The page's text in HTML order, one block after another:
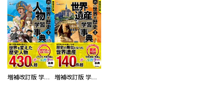
増補改訂版 学研まんが NEW世界の歴史 別巻 人物学習事典 増補改訂版 学研まんが NEW世界の歴史 別巻 世界遺産学習事典